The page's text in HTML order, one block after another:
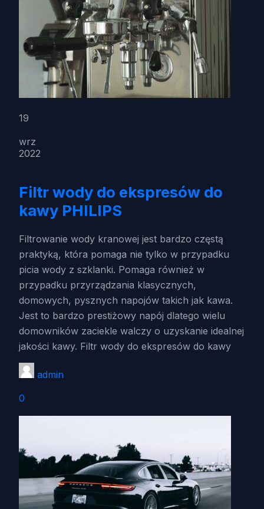
19
wrz
2022
Filtr wody do ekspresów do
kawy PHILIPS
Filtrowanie wody kranowej jest bardzo częstą
praktyką, która pomaga nie tylko w przypadku
picia wody z szklanki. Pomaga również w
przypadku przyrządzania klasycznych,
domowych, pysznych napojów takich jak kawa.
Jest to bardzo prestiżowy napój dlatego wielu
domowników zaciekle walczy o uzyskanie idealnej
jakości kawy. Filtr wody do ekspresów do kawy
admin
0